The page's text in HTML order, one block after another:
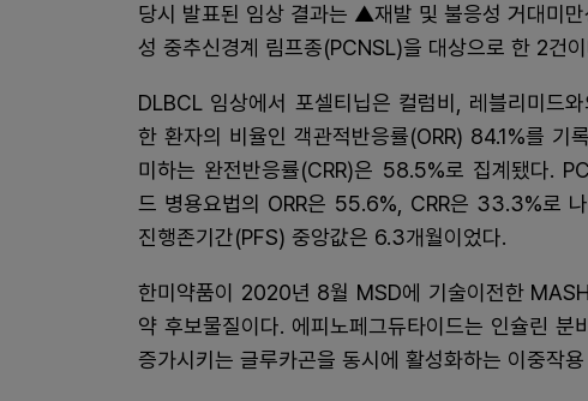
당시 발표된 임상 결과는 ▲재발 및 불응성 거대미
성 중추신경계 림프종(PCNSL)을 대상으로 한 2건
DLBCL 임상에서 포셀티닙은 컬럼비, 레블리미드
한 환자의 비율인 객관적반응률(ORR) 84.1%를 기
미하는 완전반응률(CRR)은 58.5%로 집계됐다.
드 병용요법의 ORR은 55.6%, CRR은 33.3%로
진행존기간(PFS) 중앙값은 6.3개월이었다.
한미약품이 2020년 8월 MSD에 기술이전한
약 후보물질이다. 에피노페그듀타이드는 인슐린
증가시키는 글루카곤을 동시에 활성화하는 이중작